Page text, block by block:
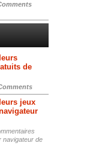
de
jeux
navigateur de